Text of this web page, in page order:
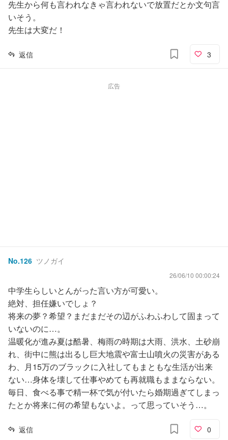
先生から何も言われなきゃ言われないで放置だとか文句言
いそう。
先生は大変だ！
返信 3
広告
No.126 ツノガイ
26/06/10 00:00:24
中学生らしいとんがった言い方が可愛い。
絶対、担任嫌いでしょ？
将来の夢？希望？まだまだその辺がふわふわして固まって
いないのに…。
温暖化が進み夏は酷暑、梅雨の時期は大雨、洪水、土砂崩
れ、街中に熊は出るし巨大地震や富士山噴火の災害がある
わ、月15万のブラックに入社してもまともな生活が出来
ない…身体を壊して仕事やめても再就職もままならない。
毎日、食べる事で精一杯で気が付いたら婚期過ぎてしまっ
たとか将来に何の希望もないよ。って思っていそう…。
返信 0